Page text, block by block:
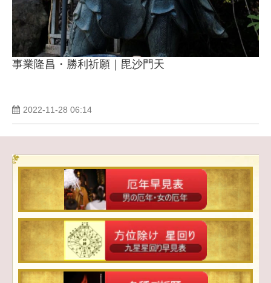
事業隆昌・勝利祈願｜毘沙門天
2022-11-28 06:14